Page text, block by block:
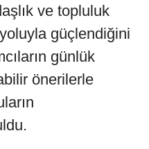
ve topluluk
güçlendiğini
günlük
önerilerle